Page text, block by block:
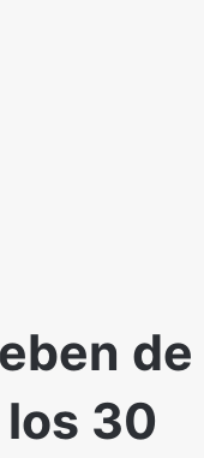
de
30